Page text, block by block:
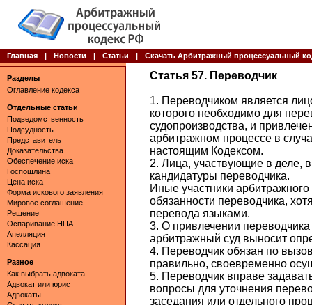
Главная | Новости | Статьи | Скачать Арбитражный процессуальный
Разделы
Оглавление кодекса
Отдельные статьи
Подведомственность
Подсудность
Представитель
Доказательства
Обеспечение иска
Госпошлина
Цена иска
Форма искового заявления
Мировое соглашение
Решение
Оспаривание НПА
Апелляция
Кассация
Разное
Как выбрать адвоката
Адвокат или юрист
Адвокаты
Статья 57. Переводчик
1. Переводчиком является
которого необходимо для
судопроизводства, и
арбитражном процессе в
настоящим Кодексом.
2. Лица, участвующие в деле,
кандидатуры переводчика.
Иные участники
обязанности переводчика,
перевода языками.
3. О привлечении
арбитражный суд выносит
4. Переводчик обязан по
правильно, своевременно
5. Переводчик вправе
вопросы для уточнения
заседания или отдельного